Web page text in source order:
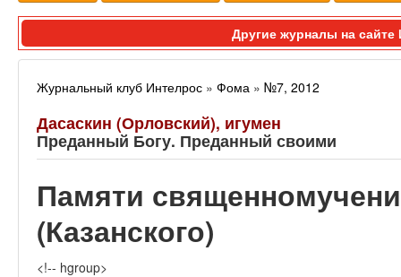
Другие журналы на
Журнальный клуб Интелрос » Фома » №7, 2012
Дасаскин (Орловский), игумен
Преданный Богу. Преданный своими
Памяти
(Казанского)
<!-- hgroup>